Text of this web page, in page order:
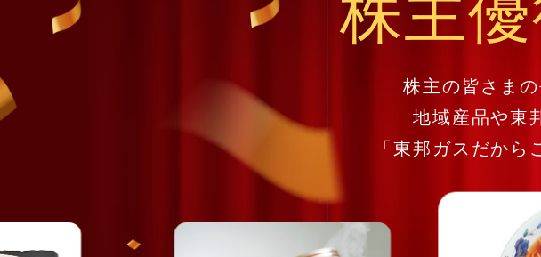
株主
株主の皆さま
地域産品や東
「東邦ガスだか